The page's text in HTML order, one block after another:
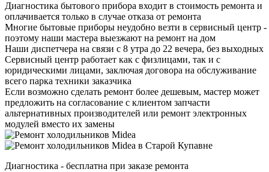
Диагностика бытового прибора входит в стоимость ремонта и
оплачивается только в случае отказа от ремонта
Многие бытовые приборы неудобно везти в сервисный центр -
поэтому наши мастера выезжают на ремонт на дом
Наши диспетчера на связи с 8 утра до 22 вечера, без выходных
Сервисный центр работает как с физлицами, так и с
юридическими лицами, заключая договора на обслуживание
всего парка техники заказчика
Если возможно сделать ремонт более дешевым, мастер может
предложить на согласование с клиентом запчасти
альтернативных производителей или ремонт электронных
модулей вместо их замены
Диагностика - бесплатна при заказе ремонта